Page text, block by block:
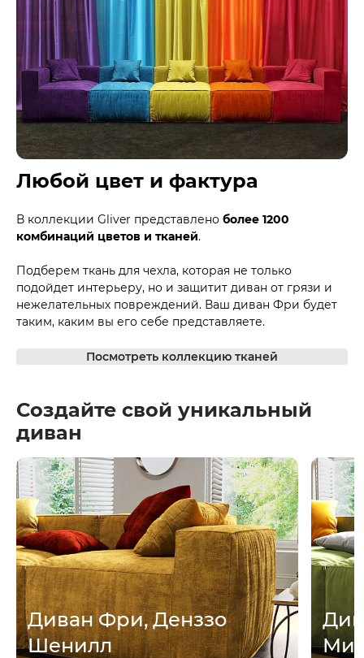
Любой цвет и фактура
В коллекции Gliver представлено более 1200
комбинаций цветов и тканей.
Подберем ткань для чехла, которая не только
подойдет интерьеру, но и защитит диван от грязи и
нежелательных повреждений. Ваш диван Фри будет
таким, каким вы его себе представляете.
Посмотреть коллекцию тканей
Создайте свой уникальный
диван
Диван Фри, Денззо
Шенилл